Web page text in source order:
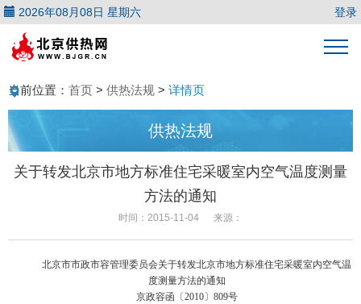
2026年08月08日 星期六 登录
当前位置： 首页 > 供热法规 > 详情页
供热法规
关于转发北京市地方标准住宅采暖室内空气温度测量
方法的通知
时间：2015-11-04 来源：
北京市市政市容管理委员会关于转发北京市地方标准住宅采暖室内空气温
度测量方法的通知
京政容函〔2010〕809号